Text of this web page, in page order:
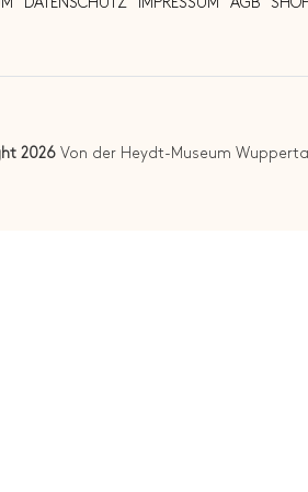
2026 Von der Heydt-Museum Wuppertal